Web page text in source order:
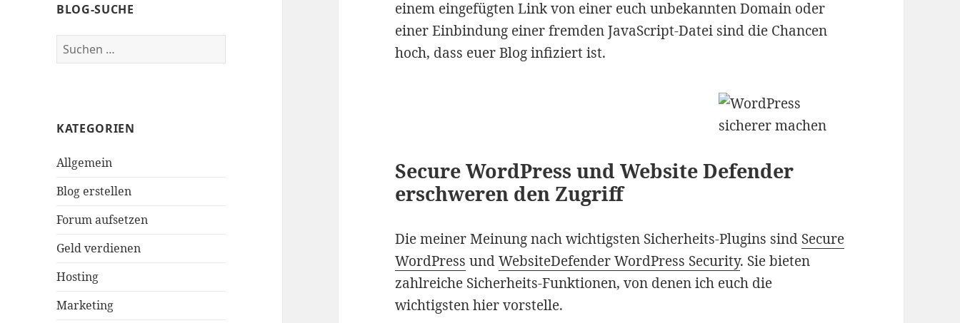
BLOG-SUCHE
Suche
nach:
KATEGORIEN
Allgemein
Blog erstellen
Forum aufsetzen
Geld verdienen
Hosting
Marketing
einem eingefügten Link von einer euch unbekannten Domain oder
einer Einbindung einer fremden JavaScript-Datei sind die Chancen
hoch, dass euer Blog infiziert ist.
Secure WordPress und Website Defender
erschweren den Zugriff
Die meiner Meinung nach wichtigsten Sicherheits-Plugins sind Secure
WordPress undWebsiteDefender WordPress Security. Sie bieten
zahlreiche Sicherheits-Funktionen, von denen ich euch die
wichtigsten hier vorstelle.